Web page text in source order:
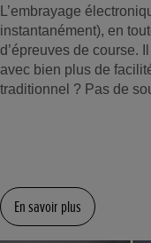
L’embrayage
instantanément), en
d’épreuves de course.
avec bien plus de
traditionnel ? Pas de
En savoir plus